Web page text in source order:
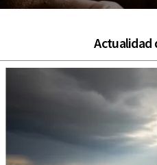
Actualidad